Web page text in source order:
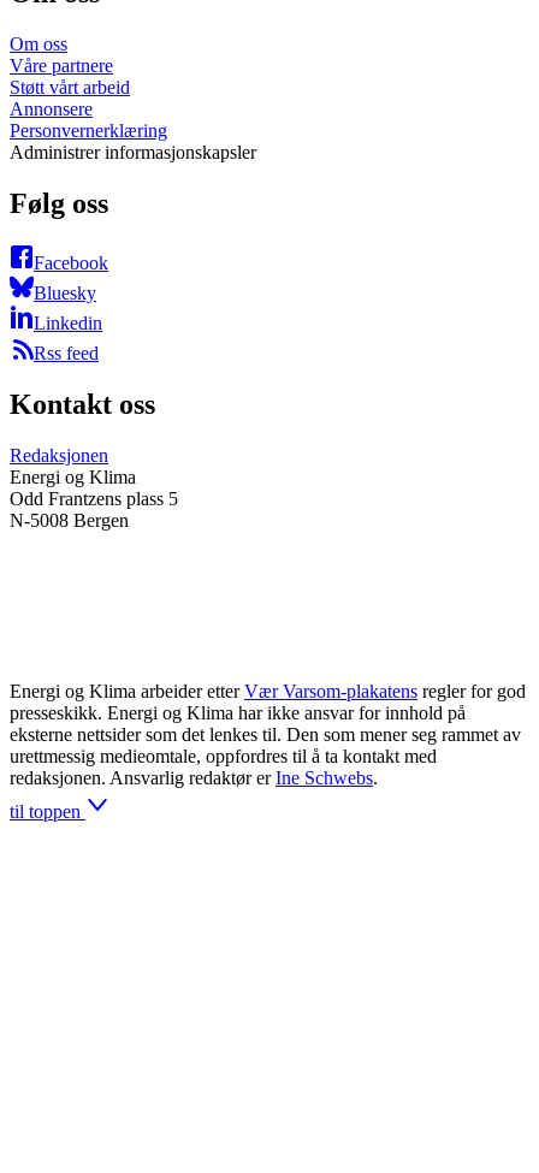
Om oss
Våre partnere
Støtt vårt arbeid
Annonsere
Personvernerklæring
Administrer informasjonskapsler
Følg oss
Facebook
Bluesky
Linkedin
Rss feed
Kontakt oss
Redaksjonen
Energi og Klima
Odd Frantzens plass 5
N-5008 Bergen
Energi og Klima arbeider etter Vær Varsom-plakatens regler for god
presseskikk. Energi og Klima har ikke ansvar for innhold på
eksterne nettsider som det lenkes til. Den som mener seg rammet av
urettmessig medieomtale, oppfordres til å ta kontakt med
redaksjonen. Ansvarlig redaktør er Ine Schwebs.
til toppen